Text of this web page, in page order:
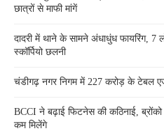
छात्रों से माफी मांगें
दादरी में थाने के सामने अंधाधुंध फायरिंग, 7
स्कॉर्पियो छलनी
चंडीगढ़ नगर निगम में 227 करोड़ के टेबल
BCCI ने बढ़ाई फिटनेस की कठिनाई,
कम मिलेंगे